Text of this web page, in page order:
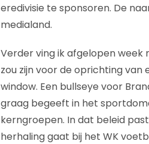
eredivisie te sponsoren. De
medialand.
Verder ving ik afgelopen week
zou zijn voor de oprichting
window. Een bullseye voor
graag begeeft in het
kerngroepen. In dat beleid
herhaling gaat bij het WK